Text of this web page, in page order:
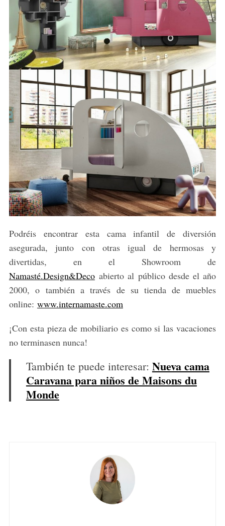
Podréis encontrar esta cama infantil de diversión
asegurada, junto con otras igual de hermosas y
divertidas, en el Showroom de
Namasté.Design&Decoabierto al público desde el año
2000, o también a través de su tienda de muebles
online: www.internamaste.com
¡Con esta pieza de mobiliario es como si las vacaciones
no terminasen nunca!
También te puede interesar: Nueva cama
Caravana para niños de Maisons du
Monde